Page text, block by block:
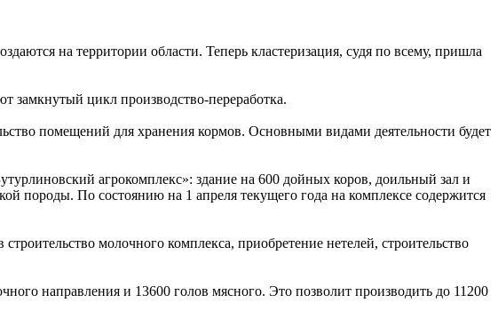
на территории области. Теперь кластеризация, судя по всему, пришла
замкнутый цикл производство-переработка.
помещений для хранения кормов. Основными видами деятельности будет
агрокомплекс»: здание на 600 дойных коров, доильный зал и
породы. По состоянию на 1 апреля текущего года на комплексе содержится
молочного комплекса, приобретение нетелей, строительство
направления и 13600 голов мясного. Это позволит производить до 11200